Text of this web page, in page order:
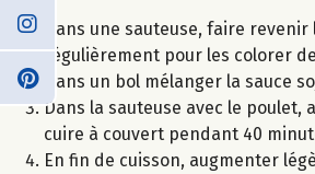
Dans une sauteuse, faire
régulièrement pour les colorer
Dans un bol mélanger la sauce
Dans la sauteuse avec le poulet,
cuire à couvert pendant 40
En fin de cuisson, augmenter